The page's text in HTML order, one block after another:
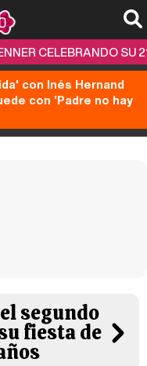
CELEBRANDO SU
con Inés Hernand
con 'Padre no hay
segundo
fiesta de